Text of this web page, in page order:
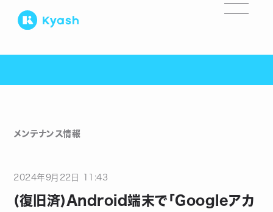
メンテナンス情報
2024年9月 22 日 11:43
(復旧済)Android端末で「Googleアカ